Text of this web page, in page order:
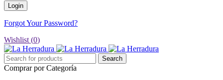
Forgot Your Password?
Wishlist (0)
Comprar por Categoría